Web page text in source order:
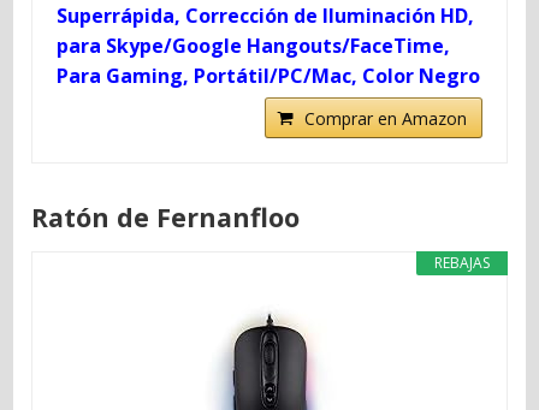
Superrápida, Corrección de Iluminación HD,
para Skype/Google Hangouts/FaceTime,
Para Gaming, Portátil/PC/Mac, Color Negro
Comprar en Amazon
Ratón de Fernanfloo
REBAJAS